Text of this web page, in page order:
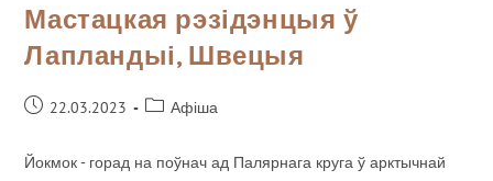
Мастацкая рэзідэнцыя ў
Лапландыі, Швецыя
22.03.2023 Афіша
Йокмок - горад на поўнач ад Палярнага круга ў арктычнай